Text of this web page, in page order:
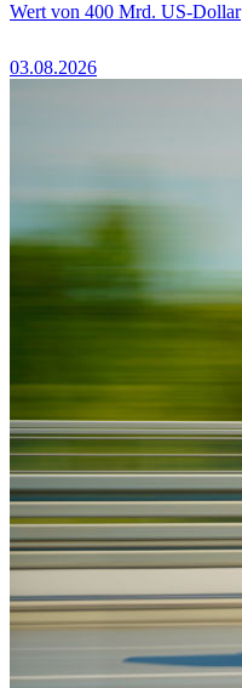
Wert von 400 Mrd. US-Dollar
03.08.2026